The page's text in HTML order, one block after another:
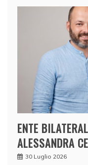
ENTE
ALESSANDRA
30 Luglio 2026